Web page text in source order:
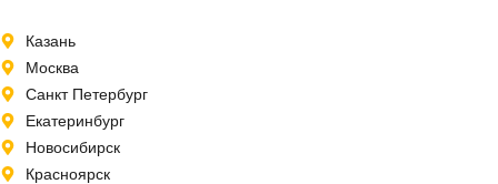
Казань
Москва
Санкт Петербург
Екатеринбург
Новосибирск
Красноярск